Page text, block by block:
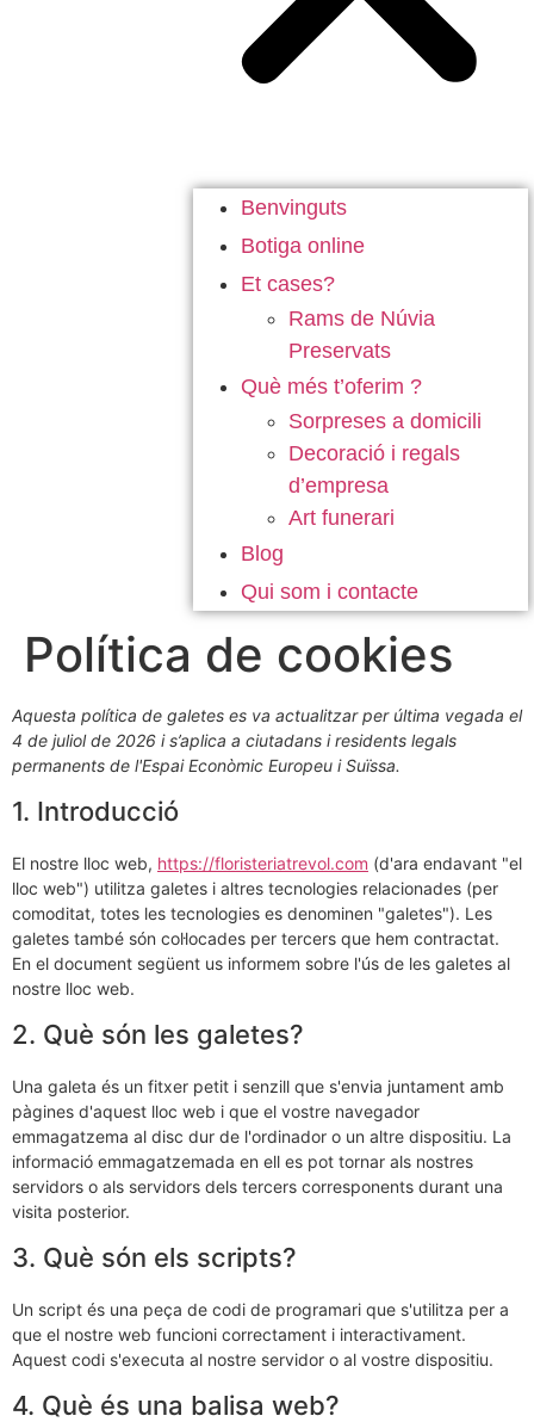
Benvinguts
Botiga online
Et cases?
Rams de Núvia
Preservats
Què més t’oferim ?
Sorpreses a domicili
Decoració i regals
d’empresa
Art funerari
Blog
Qui som i contacte
Política de cookies
Aquesta política de galetes es va actualitzar per última vegada el
4 de juliol de 2026 i s’aplica a ciutadans i residents legals
permanents de l'Espai Econòmic Europeu i Suïssa.
1. Introducció
El nostre lloc web, https://floristeriatrevol.com (d'ara endavant "el
lloc web") utilitza galetes i altres tecnologies relacionades (per
comoditat, totes les tecnologies es denominen "galetes"). Les
galetes també són col·locades per tercers que hem contractat.
En el document següent us informem sobre l'ús de les galetes al
nostre lloc web.
2. Què són les galetes?
Una galeta és un fitxer petit i senzill que s'envia juntament amb
pàgines d'aquest lloc web i que el vostre navegador
emmagatzema al disc dur de l'ordinador o un altre dispositiu. La
informació emmagatzemada en ell es pot tornar als nostres
servidors o als servidors dels tercers corresponents durant una
visita posterior.
3. Què són els scripts?
Un script és una peça de codi de programari que s'utilitza per a
que el nostre web funcioni correctament i interactivament.
Aquest codi s'executa al nostre servidor o al vostre dispositiu.
4. Què és una balisa web?